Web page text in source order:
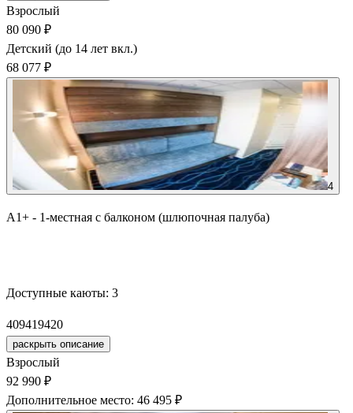
Взрослый
80 090 ₽
Детский (до 14 лет вкл.)
68 077 ₽
4
А1+ - 1-местная с балконом (шлюпочная палуба)
Доступные каюты: 3
409419420
раскрыть описание
Взрослый
92 990 ₽
Дополнительное место: 46 495 ₽